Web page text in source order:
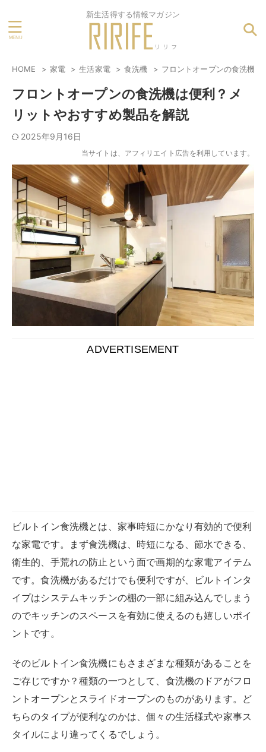
新生活得する情報マガジン
HOME 家電 生活家電 食洗機 フロントオープンの食洗機
フロントオープンの食洗機は便利？メ
リットやおすすめ製品を解説
2025年9月16日
当サイトは、アフィリエイト広告を利用しています。
ADVERTISEMENT
ビルトイン食洗機とは、家事時短にかなり有効的で便利
な家電です。まず食洗機は、時短になる、節水できる、
衛生的、手荒れの防止という面で画期的な家電アイテム
です。食洗機があるだけでも便利ですが、ビルトインタ
イプはシステムキッチンの棚の一部に組み込んでしまう
のでキッチンのスペースを有効に使えるのも嬉しいポイ
ントです。
そのビルトイン食洗機にもさまざまな種類があることを
ご存じですか？種類の一つとして、食洗機のドアがフロ
ントオープンとスライドオープンのものがあります。ど
ちらのタイプが便利なのかは、個々の生活様式や家事ス
タイルにより違ってくるでしょう。